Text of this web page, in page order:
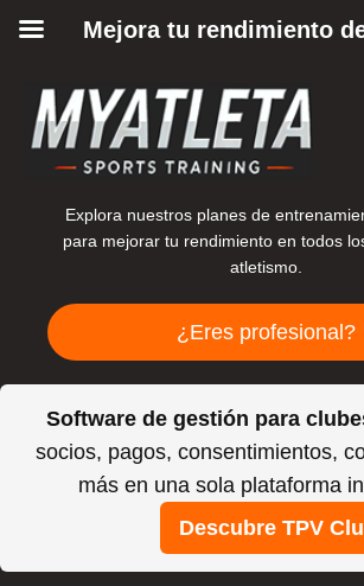
Explora nuestros planes de
para mejorar tu rendimiento en todos
atletismo.
¿Eres profesional?
Software de gestión para
socios, pagos, consentimientos,
más en una sola plataforma
Descubre TPV
Mejora tu rendimiento